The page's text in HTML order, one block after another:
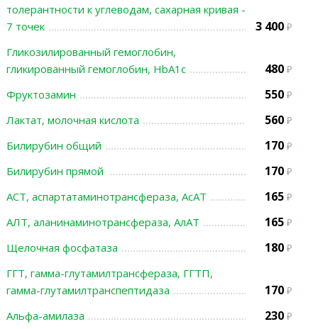
толерантности к углеводам, сахарная кривая -
7 точек
3 400
Гликозилированный гемоглобин,
гликированный гемоглобин, HbA1c
480
Фруктозамин 550
Лактат, молочная кислота 560
Билирубин общий 170
Билирубин прямой 170
АСТ, аспартатаминотрансфераза, АсАТ 165
АЛТ, аланинаминотрансфераза, АлАТ 165
Щелочная фосфатаза 180
ГГТ, гамма-глутамилтрансфераза, ГГТП,
гамма-глутамилтранспептидаза
170
Альфа-амилаза 230